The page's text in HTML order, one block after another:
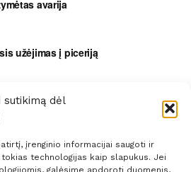
sutikimą dėl
įrenginio informacijai saugoti ir
technologijas kaip slapukus. Jei
galėsime apdoroti duomenis,
avarija
užėjimas į piceriją
medikių likimo ryšys